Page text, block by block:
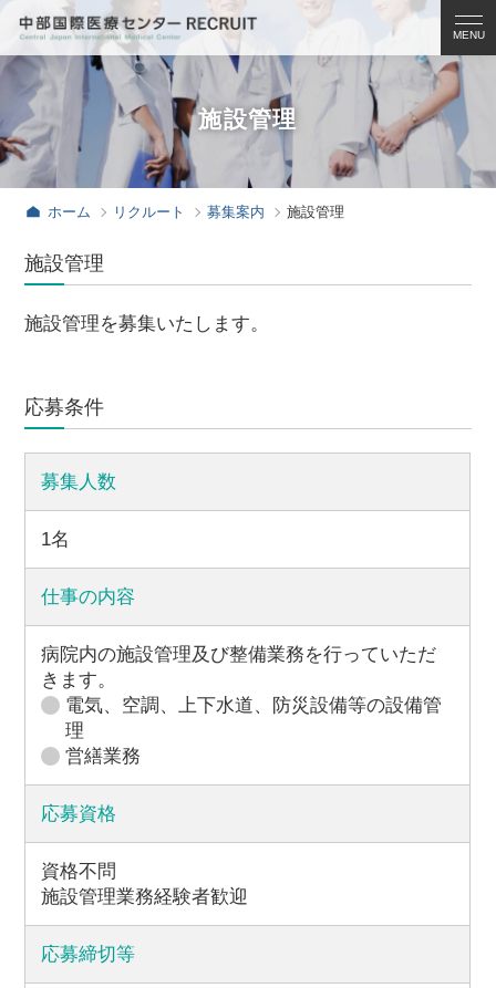
募集案内
病院見学のご案内
看護学生
医学生
専攻医
看護部
お知らせ
お問い合わせ
中部国際医療センターサイト
施設管理
ホーム リクルート 募集案内 施設管理
施設管理
施設管理を募集いたします。
応募条件
募集人数
1名
仕事の内容
病院内の施設管理及び整備業務を行っていただ
きます。
電気、空調、上下水道、防災設備等の設備管
理
営繕業務
応募資格
資格不問
施設管理業務経験者歓迎
応募締切等